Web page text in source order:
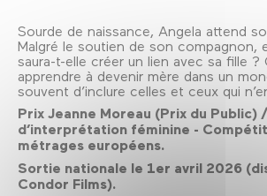
Sourde de naissance, Angela attend
Malgré le soutien de son compagnon,
saura-t-elle créer un lien avec sa fille ?
apprendre à devenir mère dans un
souvent d’inclure celles et ceux qui
Prix Jeanne Moreau (Prix du Public)
d’interprétation féminine -
métrages européens.
Sortie nationale le 1er avril 2026
Condor Films).